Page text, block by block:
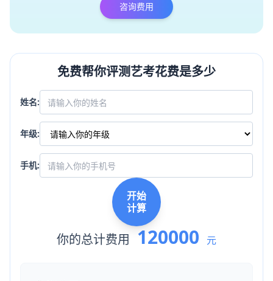
咨询费用
免费帮你评测艺考花费是多少
姓名:
年级:
手机:
开始
计算
你的总计费用 120000 元